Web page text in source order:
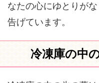
なたの心にゆとりが
告げています。
冷凍庫の中